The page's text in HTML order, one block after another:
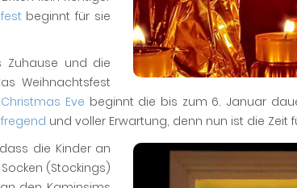
beginnt für sie
Zuhause und die
Weihnachtsfest
Christmas Eve beginnt die bis zum 6. Januar
und voller Erwartung, denn nun ist die Zeit
die Kinder an
(Stockings)